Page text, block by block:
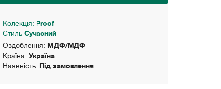
Колекція: Proof
Стиль Сучасний
Оздоблення: МДФ/МДФ
Країна: Україна
Наявність: Під замовлення